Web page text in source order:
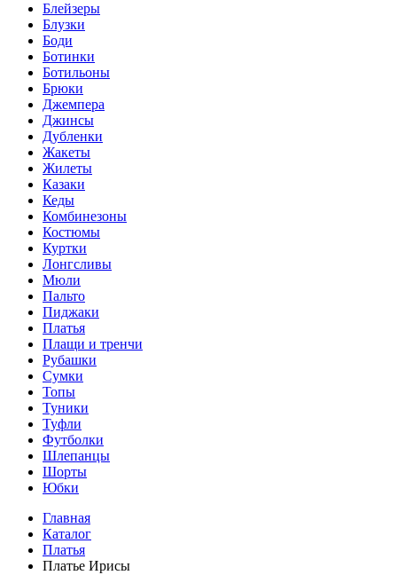
Блейзеры
Блузки
Боди
Ботинки
Ботильоны
Брюки
Джемпера
Джинсы
Дубленки
Жакеты
Жилеты
Казаки
Кеды
Комбинезоны
Костюмы
Куртки
Лонгсливы
Мюли
Пальто
Пиджаки
Платья
Плащи и тренчи
Рубашки
Сумки
Топы
Туники
Туфли
Футболки
Шлепанцы
Шорты
Юбки
Главная
Каталог
Платья
Платье Ирисы